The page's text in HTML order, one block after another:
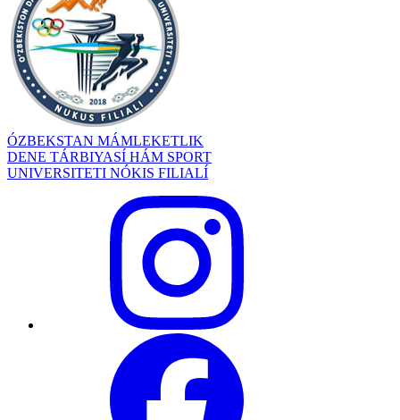
ÓZBEKSTAN MÁMLEKETLIK
DENE TÁRBIYASÍ HÁM SPORT
UNIVERSITETI NÓKIS FILIALÍ